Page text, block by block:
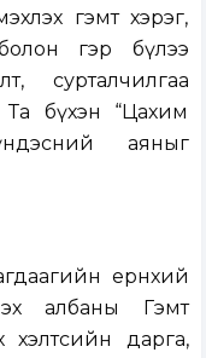
гэмт хэрэг,
болон гэр бүлээ
сурталчилгаа
бүхэн “Цахим
аяныг
ерөнхий
албаны Гэмт
хэлтсийн дарга,